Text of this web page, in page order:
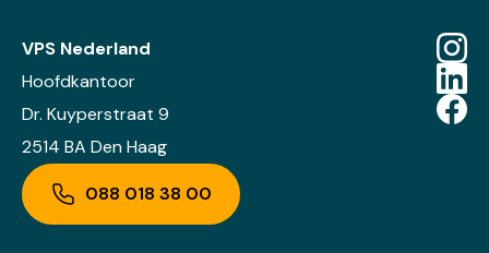
VPS Nederland
Hoofdkantoor
Dr. Kuyperstraat 9
2514 BA Den Haag
088 018 38 00